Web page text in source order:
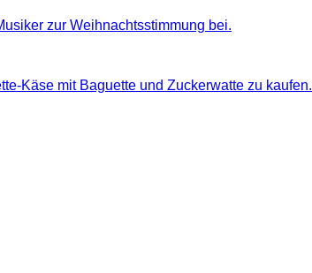
zur Weihnachtsstimmung bei.
Käse mit Baguette und Zuckerwatte zu kaufen.